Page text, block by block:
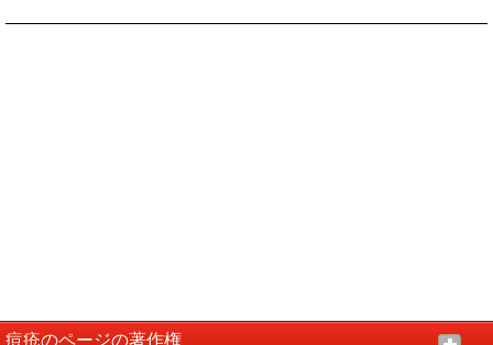
痘疮のページの著作権